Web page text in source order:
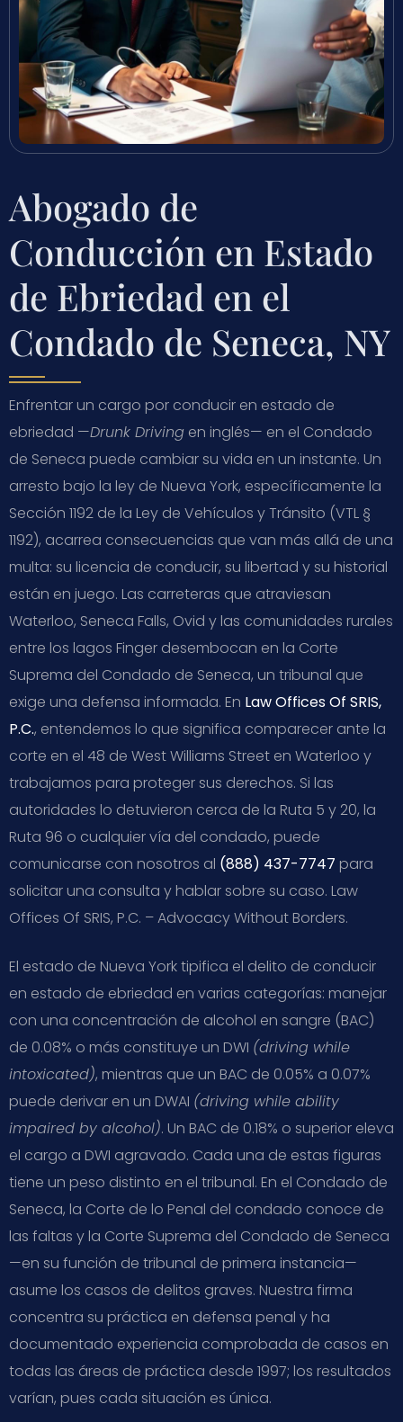
Abogado de
Conducción en Estado
de Ebriedad en el
Condado de Seneca, NY
Enfrentar un cargo por conducir en estado de
ebriedad —Drunk Driving en inglés— en el Condado
de Seneca puede cambiar su vida en un instante. Un
arresto bajo la ley de Nueva York, específicamente la
Sección 1192 de la Ley de Vehículos y Tránsito (VTL §
1192), acarrea consecuencias que van más allá de una
multa: su licencia de conducir, su libertad y su historial
están en juego. Las carreteras que atraviesan
Waterloo, Seneca Falls, Ovid y las comunidades rurales
entre los lagos Finger desembocan en la Corte
Suprema del Condado de Seneca, un tribunal que
exige una defensa informada. En Law Offices Of SRIS,
P.C., entendemos lo que significa comparecer ante la
corte en el 48 de West Williams Street en Waterloo y
trabajamos para proteger sus derechos. Si las
autoridades lo detuvieron cerca de la Ruta 5 y 20, la
Ruta 96 o cualquier vía del condado, puede
comunicarse con nosotros al (888) 437-7747 para
solicitar una consulta y hablar sobre su caso. Law
Offices Of SRIS, P.C. – Advocacy Without Borders.
El estado de Nueva York tipifica el delito de conducir
en estado de ebriedad en varias categorías: manejar
con una concentración de alcohol en sangre (BAC)
de 0.08% o más constituye un DWI (driving while
intoxicated), mientras que un BAC de 0.05% a 0.07%
puede derivar en un DWAI (driving while ability
impaired by alcohol). Un BAC de 0.18% o superior eleva
el cargo a DWI agravado. Cada una de estas figuras
tiene un peso distinto en el tribunal. En el Condado de
Seneca, la Corte de lo Penal del condado conoce de
las faltas y la Corte Suprema del Condado de Seneca
—en su función de tribunal de primera instancia—
asume los casos de delitos graves. Nuestra firma
concentra su práctica en defensa penal y ha
documentado experiencia comprobada de casos en
todas las áreas de práctica desde 1997; los resultados
varían, pues cada situación es única.